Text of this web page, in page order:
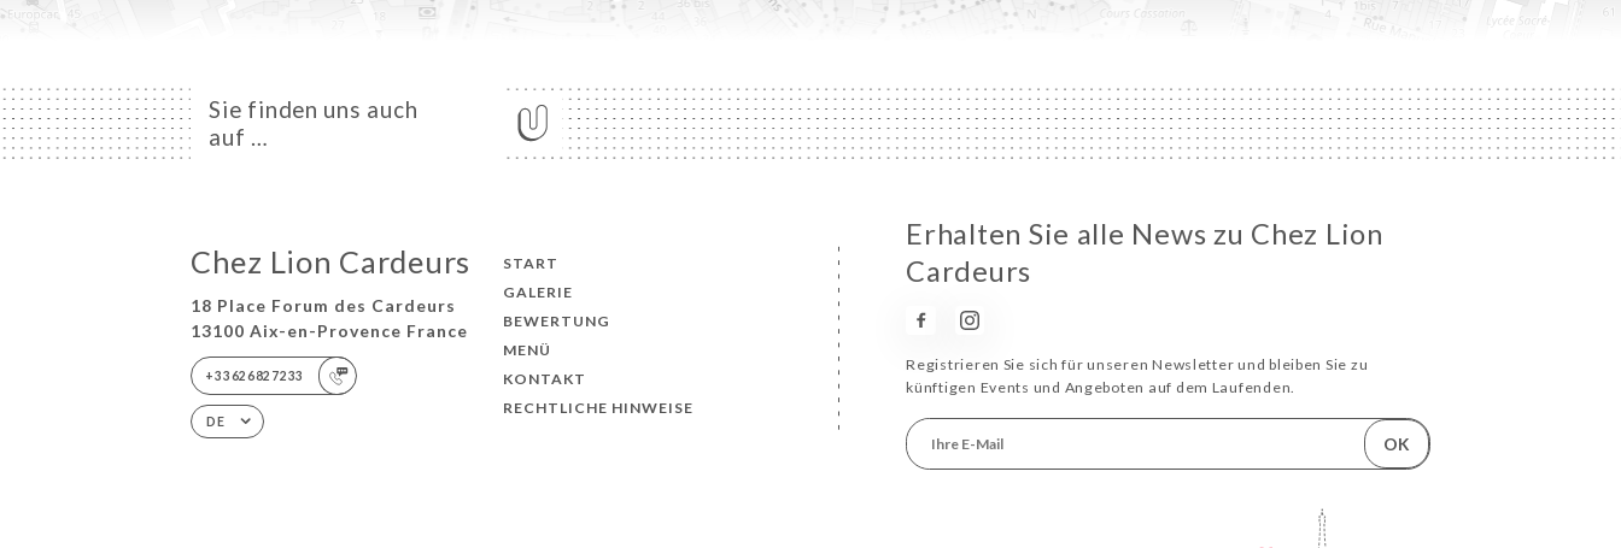
Sie finden uns auch
auf …
Chez Lion Cardeurs
18 Place Forum des Cardeurs
13100 Aix-en-Provence France
+33626827233
DE
START
GALERIE
BEWERTUNG
MENÜ
KONTAKT
RECHTLICHE HINWEISE
Erhalten Sie alle News zu Chez Lion
Cardeurs
Registrieren Sie sich für unseren Newsletter und bleiben Sie zu
künftigen Events und Angeboten auf dem Laufenden.
OK